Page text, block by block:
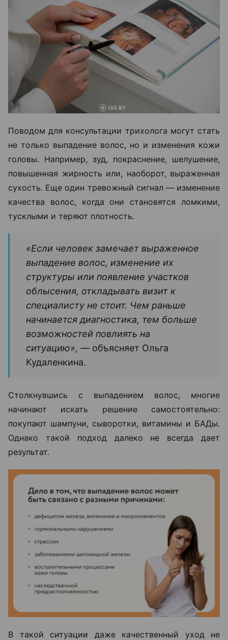
Поводом для консультации трихолога могут стать
не только выпадение волос, но и изменения кожи
головы. Например, зуд, покраснение, шелушение,
повышенная жирность или, наоборот, выраженная
сухость. Еще один тревожный сигнал — изменение
качества волос, когда они становятся ломкими,
тусклыми и теряют плотность.
«Если человек замечает выраженное
выпадение волос, изменение их
структуры или появление участков
облысения, откладывать визит к
специалисту не стоит. Чем раньше
начинается диагностика, тем больше
возможностей повлиять на
ситуацию», — объясняет Ольга
Кудаленкина.
Столкнувшись с выпадением волос, многие
начинают искать решение самостоятельно:
покупают шампуни, сыворотки, витамины и БАДы.
Однако такой подход далеко не всегда дает
результат.
В такой ситуации даже качественный уход не